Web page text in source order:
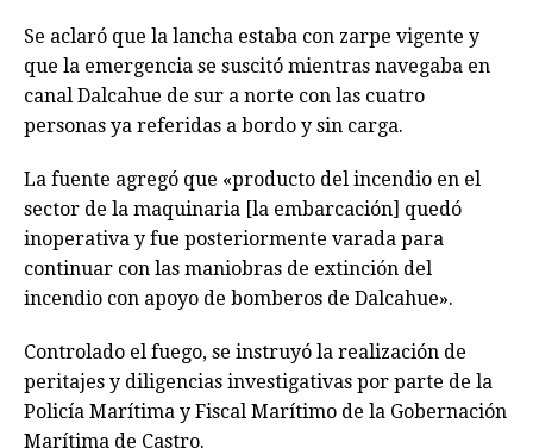
Se aclaró que la lancha estaba con zarpe vigente y
que la emergencia se suscitó mientras navegaba en
canal Dalcahue de sur a norte con las cuatro
personas ya referidas a bordo y sin carga.
La fuente agregó que «producto del incendio en el
sector de la maquinaria [la embarcación] quedó
inoperativa y fue posteriormente varada para
continuar con las maniobras de extinción del
incendio con apoyo de bomberos de Dalcahue».
Controlado el fuego, se instruyó la realización de
peritajes y diligencias investigativas por parte de la
Policía Marítima y Fiscal Marítimo de la Gobernación
Marítima de Castro.